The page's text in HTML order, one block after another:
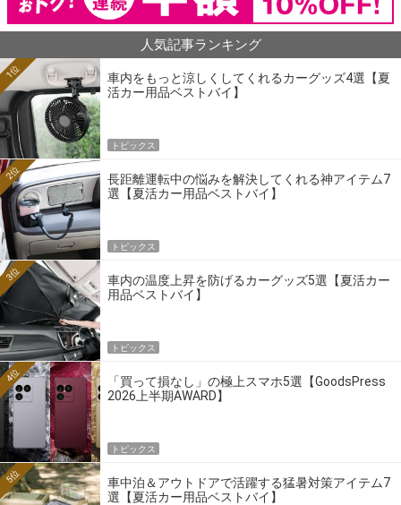
人気記事ランキング
車内をもっと涼しくしてくれるカーグッズ4選【夏
活カー用品ベストバイ】
1位
トピックス
長距離運転中の悩みを解決してくれる神アイテム7
選【夏活カー用品ベストバイ】
2位
トピックス
車内の温度上昇を防げるカーグッズ5選【夏活カー
用品ベストバイ】
3位
トピックス
「買って損なし」の極上スマホ5選【GoodsPress
2026上半期AWARD】
4位
トピックス
車中泊＆アウトドアで活躍する猛暑対策アイテム7
選【夏活カー用品ベストバイ】
5位